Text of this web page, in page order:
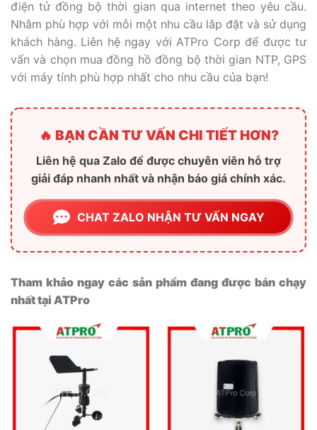
điện tử đồng bộ thời gian qua internet theo yêu cầu.
Nhằm phù hợp với mỗi một nhu cầu lắp đặt và sử dụng
khách hàng. Liên hệ ngay với ATPro Corp để được tư
vấn và chọn mua đồng hồ đồng bộ thời gian NTP, GPS
với máy tính phù hợp nhất cho nhu cầu của bạn!
🔥 BẠN CẦN TƯ VẤN CHI TIẾT HƠN?
Liên hệ qua Zalo để được chuyên viên hỗ trợ
giải đáp nhanh nhất và nhận báo giá chính xác.
CHAT ZALO NHẬN TƯ VẤN NGAY
Tham khảo ngay các sản phẩm đang được bán chạy
nhất tại ATPro